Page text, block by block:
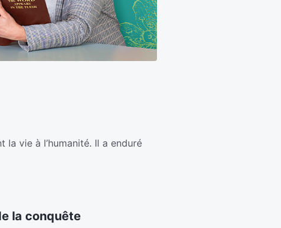
la vie à l’humanité. Il a enduré
la conquête